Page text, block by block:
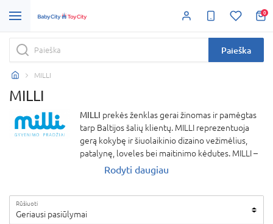
0
Paieška
MILLI
MILLI
MILLI prekės ženklas gerai žinomas ir pamėgtas
tarp Baltijos šalių klientų. MILLI reprezentuoja
gerą kokybę ir šiuolaikinio dizaino vežimėlius,
patalynę, loveles bei maitinimo kėdutes. MILLI –
tai komfortas, manevringumas ir stilius.
Rodyti daugiau
Rūšiuoti
Geriausi pasiūlymai